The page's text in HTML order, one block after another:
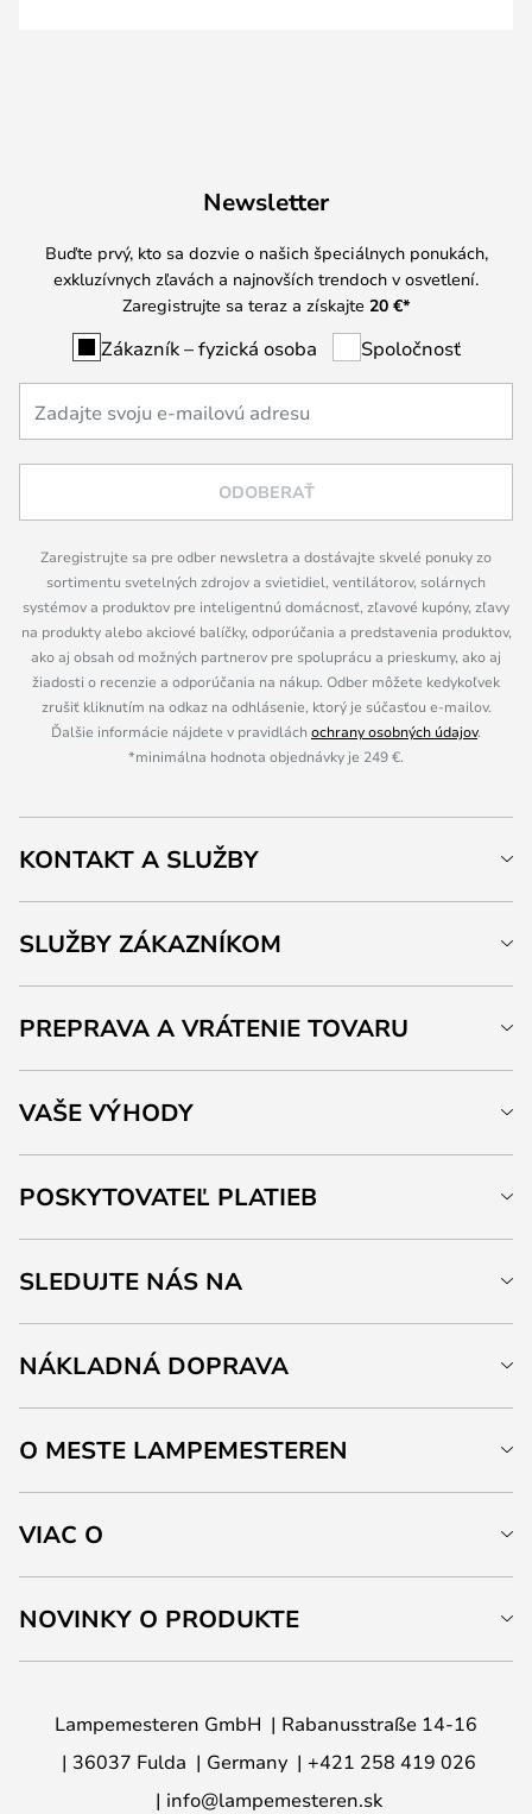
Newsletter
Buďte prvý, kto sa dozvie o našich špeciálnych ponukách,
exkluzívnych zľavách a najnovších trendoch v osvetlení.
Zaregistrujte sa teraz a získajte 20 €*
Zákazník – fyzická osoba Spoločnosť
ODOBERAŤ
Zaregistrujte sa pre odber newsletra a dostávajte skvelé ponuky zo
sortimentu svetelných zdrojov a svietidiel, ventilátorov, solárnych
systémov a produktov pre inteligentnú domácnosť, zľavové kupóny, zľavy
na produkty alebo akciové balíčky, odporúčania a predstavenia produktov,
ako aj obsah od možných partnerov pre spoluprácu a prieskumy, ako aj
žiadosti o recenzie a odporúčania na nákup. Odber môžete kedykoľvek
zrušiť kliknutím na odkaz na odhlásenie, ktorý je súčasťou e-mailov.
Ďalšie informácie nájdete v pravidláchochrany osobných údajov.
*minimálna hodnota objednávky je 249 €.
KONTAKT A SLUŽBY
SLUŽBY ZÁKAZNÍKOM
PREPRAVA A VRÁTENIE TOVARU
VAŠE VÝHODY
POSKYTOVATEĽ PLATIEB
SLEDUJTE NÁS NA
NÁKLADNÁ DOPRAVA
O MESTE LAMPEMESTEREN
VIAC O
NOVINKY O PRODUKTE
Lampemesteren GmbH
Rabanusstraße 14-16
36037 Fulda
Germany
+421 258 419 026
info@lampemesteren.sk